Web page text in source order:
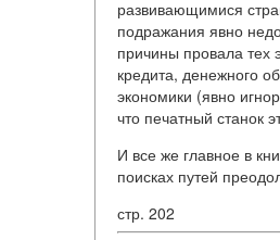
развивающимися
подражания явно
причины провала тех
кредита, денежного
экономики (явно
что печатный станок
И все же главное в
поисках путей
стр. 202